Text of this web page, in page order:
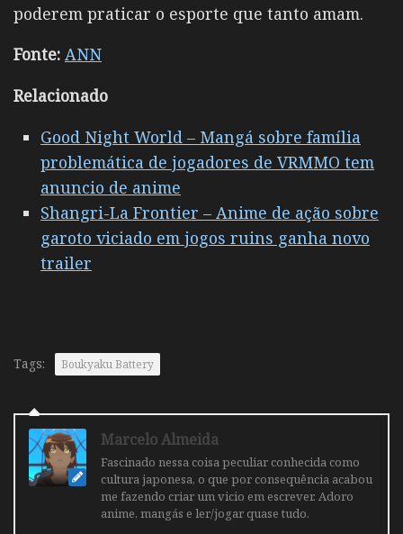
poderem praticar o esporte que tanto amam.
Fonte: ANN
Relacionado
Good Night World – Mangá sobre família
problemática de jogadores de VRMMO tem
anuncio de anime
Shangri-La Frontier – Anime de ação sobre
garoto viciado em jogos ruins ganha novo
trailer
Tags: Boukyaku Battery
Marcelo Almeida
Fascinado nessa coisa peculiar conhecida como
cultura japonesa, o que por consequência acabou
me fazendo criar um vicio em escrever. Adoro
anime, mangás e ler/jogar quase tudo.